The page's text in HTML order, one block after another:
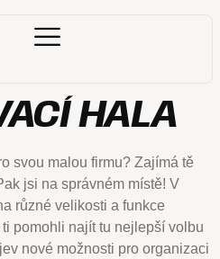
HALA
svou malou firmu? Zajímá tě
jsi na správném místě! V
různé velikosti a funkce
pomohli najít tu nejlepší volbu
nové možnosti pro organizaci